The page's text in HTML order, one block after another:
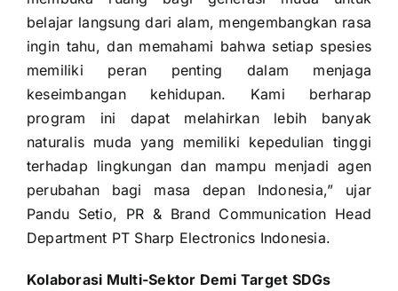
belajar langsung dari alam, mengembangkan rasa
ingin tahu, dan memahami bahwa setiap spesies
memiliki peran penting dalam menjaga
keseimbangan kehidupan. Kami berharap
program ini dapat melahirkan lebih banyak
naturalis muda yang memiliki kepedulian tinggi
terhadap lingkungan dan mampu menjadi agen
perubahan bagi masa depan Indonesia,” ujar
Pandu Setio, PR & Brand Communication Head
Department PT Sharp Electronics Indonesia.
Kolaborasi Multi-Sektor Demi Target SDGs